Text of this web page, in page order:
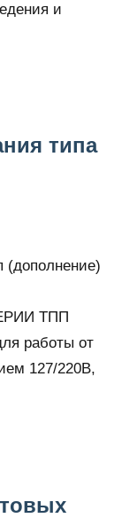
и
типа
(дополнение)
ТПП
работы от
127/220В,